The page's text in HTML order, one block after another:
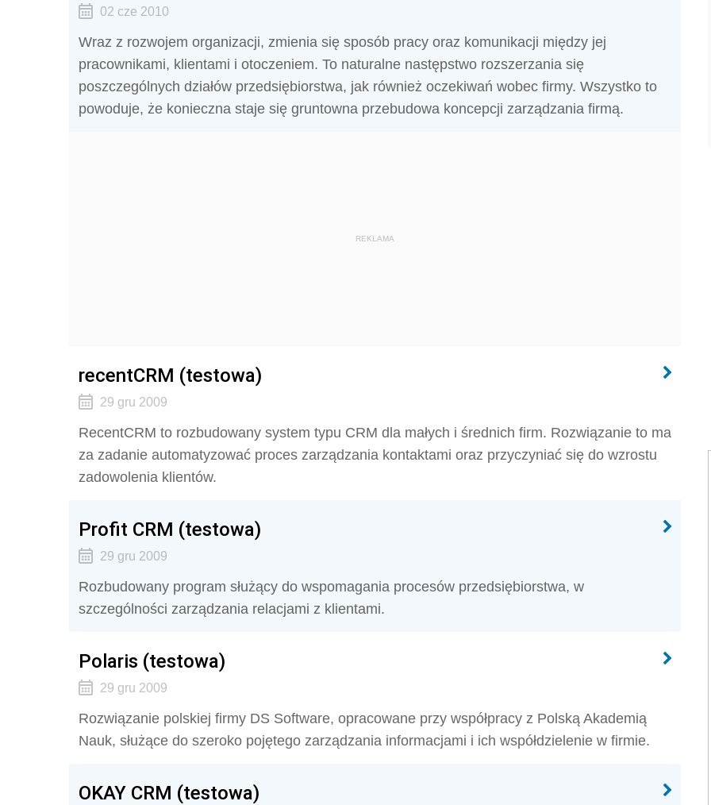
02 cze 2010
Wraz z rozwojem organizacji, zmienia się sposób pracy oraz komunikacji między jej
pracownikami, klientami i otoczeniem. To naturalne następstwo rozszerzania się
poszczególnych działów przedsiębiorstwa, jak również oczekiwań wobec firmy. Wszystko to
powoduje, że konieczna staje się gruntowna przebudowa koncepcji zarządzania firmą.
REKLAMA
recentCRM (testowa)
29 gru 2009
RecentCRM to rozbudowany system typu CRM dla małych i średnich firm. Rozwiązanie to ma
za zadanie automatyzować proces zarządzania kontaktami oraz przyczyniać się do wzrostu
zadowolenia klientów.
Profit CRM (testowa)
29 gru 2009
Rozbudowany program służący do wspomagania procesów przedsiębiorstwa, w
szczególności zarządzania relacjami z klientami.
Polaris (testowa)
29 gru 2009
Rozwiązanie polskiej firmy DS Software, opracowane przy współpracy z Polską Akademią
Nauk, służące do szeroko pojętego zarządzania informacjami i ich współdzielenie w firmie.
OKAY CRM (testowa)